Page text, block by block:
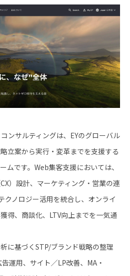
ンサルティングは、EYのグローバル
立案から実行・変革までを支援する
ムです。Web集客支援においては、
）設計、マーケティング・営業の連
クノロジー活用を統合し、オンライ
得、商談化、LTV向上までを一気通
に基づくSTP/ブランド戦略の整理
運用、サイト／LP改善、MA・